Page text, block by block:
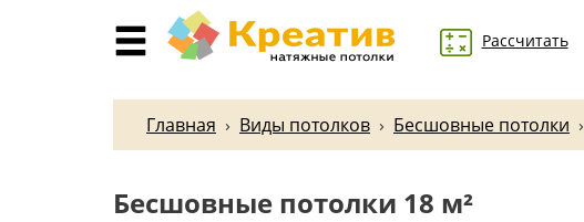
Рассчитать
Главная › Виды потолков › Бесшовные потолки ›
Бесшовные потолки 18 м²